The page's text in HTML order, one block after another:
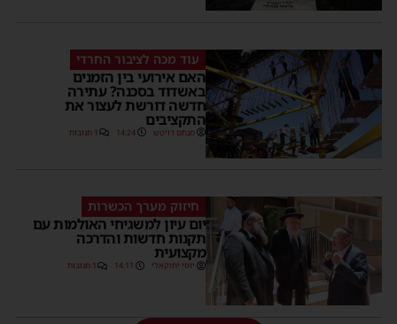
עוד מכה לציבור החרדי
האם אירועי בין הזמנים
באשדוד בסכנה? עתירה
חדשה דורשת לעצור את
התקציבים
מנחם דויטש 14:24 1 תגובות
חיזוק מערך הכשרות
יום עיון למשגיחי האולמות עם
תקנות חדשות והדרכה
מקצועית
יוסי יחזקאלי 14:11 1 תגובות